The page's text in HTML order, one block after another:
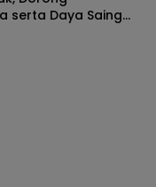
serta Daya Saing